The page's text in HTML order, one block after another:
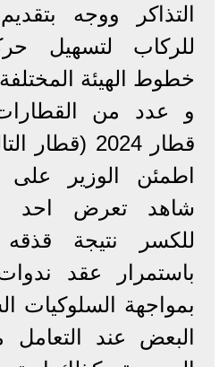
التذاكر ووجه
للركاب لتسهيل
خطوط الهيئة
و عدد من
قطار 2024
اطمئن الوزير على
شاهد تعرض احد
للكسر نتيجة
باستمرار عقد
بمواجهة السلوكيات
البعض عند